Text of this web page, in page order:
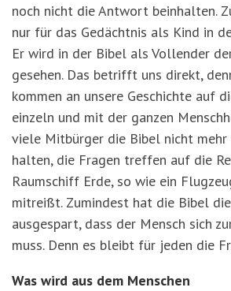
noch nicht die Antwort beinhalten.
nur für das Gedächtnis als Kind in
Er wird in der Bibel als Vollender
gesehen. Das betrifft uns direkt,
kommen an unsere Geschichte auf
einzeln und mit der ganzen
viele Mitbürger die Bibel nicht
halten, die Fragen treffen auf die
Raumschiff Erde, so wie ein
mitreißt. Zumindest hat die Bibel
ausgespart, dass der Mensch sich
muss. Denn es bleibt für jeden die
Was wird aus dem Menschen